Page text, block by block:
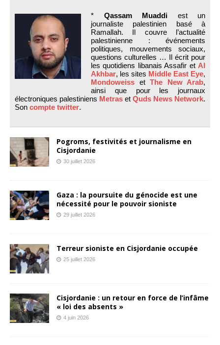
* Qassam Muaddi est un
journaliste palestinien basé à
Ramallah. Il couvre l’actualité
palestinienne : événements
politiques, mouvements sociaux,
questions culturelles … Il écrit pour
les quotidiens libanais Assafir et Al
Akhbar, les sites Middle East Eye,
Mondoweiss et The New Arab,
ainsi que pour les journaux
électroniques palestiniens Metras et Quds News Network.
Son compte twitter.
Pogroms, festivités et journalisme en
Cisjordanie
30 juillet 2026
Gaza : la poursuite du génocide est une
nécessité pour le pouvoir sioniste
29 juillet 2026
Terreur sioniste en Cisjordanie occupée
25 juillet 2026
Cisjordanie : un retour en force de l’infâme
« loi des absents »
4 juin 2026